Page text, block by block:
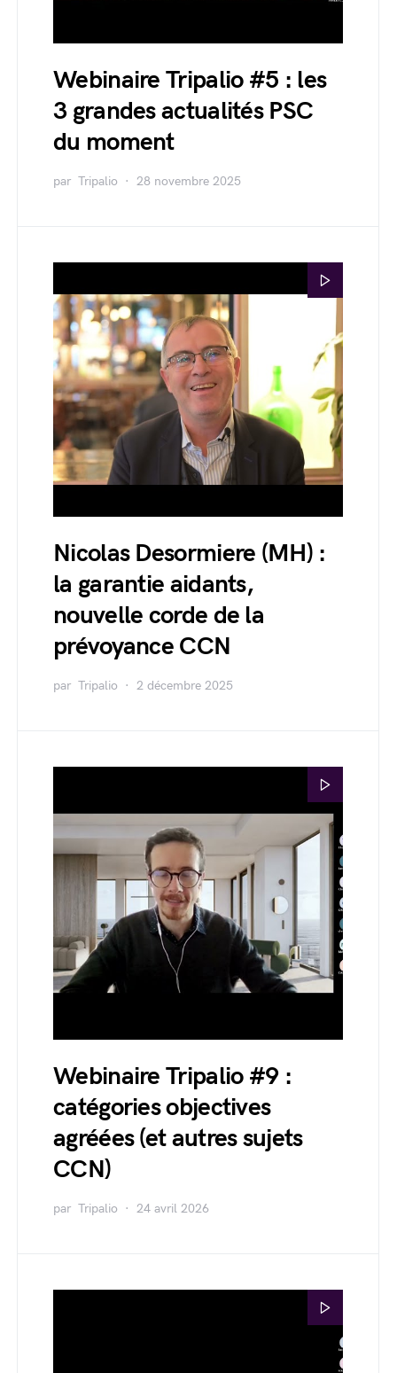
Webinaire Tripalio #5 : les
3 grandes actualités PSC
du moment
par Tripalio 28 novembre 2025
Nicolas Desormiere (MH) :
la garantie aidants,
nouvelle corde de la
prévoyance CCN
par Tripalio 2 décembre 2025
Webinaire Tripalio #9 :
catégories objectives
agréées (et autres sujets
CCN)
par Tripalio 24 avril 2026